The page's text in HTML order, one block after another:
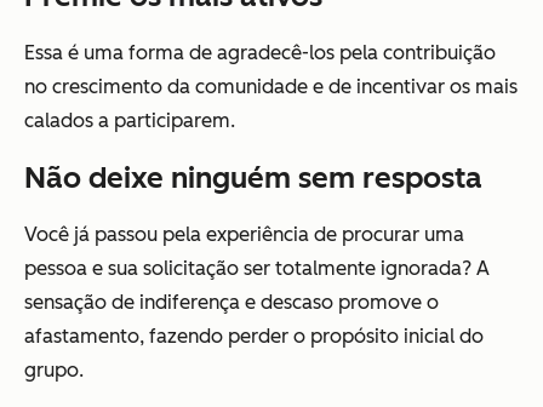
Essa é uma forma de agradecê-los pela contribuição
no crescimento da comunidade e de incentivar os mais
calados a participarem.
Não deixe ninguém sem resposta
Você já passou pela experiência de procurar uma
pessoa e sua solicitação ser totalmente ignorada? A
sensação de indiferença e descaso promove o
afastamento, fazendo perder o propósito inicial do
grupo.